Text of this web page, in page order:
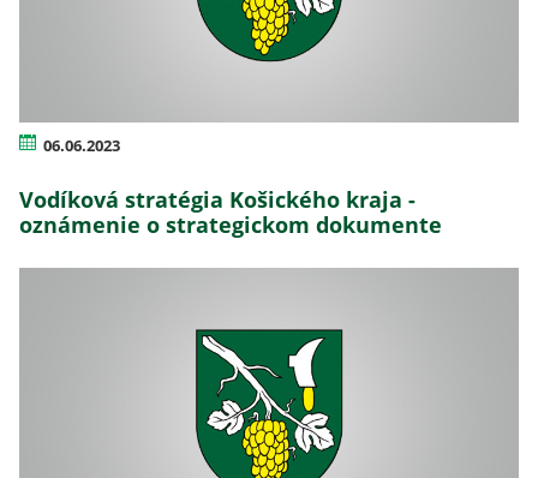
06.06.2023
Vodíková stratégia Košického kraja -
oznámenie o strategickom dokumente